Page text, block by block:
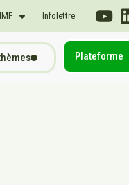
Infolettre
Plateforme